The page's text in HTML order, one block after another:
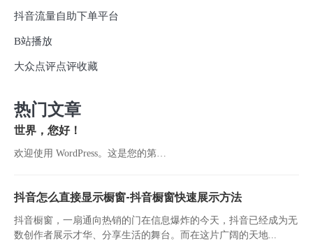
抖音流量自助下单平台
B站播放
大众点评点评收藏
热门文章
世界，您好！
欢迎使用 WordPress。这是您的第…
抖音怎么直接显示橱窗-抖音橱窗快速展示方法
抖音橱窗，一扇通向热销的门在信息爆炸的今天，抖音已经成为无
数创作者展示才华、分享生活的舞台。而在这片广阔的天地...